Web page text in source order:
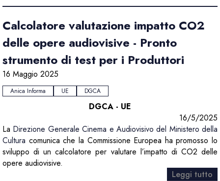
Calcolatore valutazione impatto CO2
delle opere audiovisive - Pronto
strumento di test per i Produttori
16 Maggio 2025
Anica Informa UE DGCA
DGCA - UE
16/5/2025
La Direzione Generale Cinema e Audiovisivo del Ministero della
Cultura comunica che la Commissione Europea ha promosso lo
sviluppo di un calcolatore per valutare l’impatto di CO2 delle
opere audiovisive.
Leggi tutto